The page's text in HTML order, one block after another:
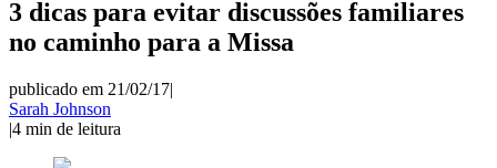
3 dicas para evitar discussões familiares
no caminho para a Missa
publicado em 21/02/17|
Sarah Johnson
|4 min de leitura